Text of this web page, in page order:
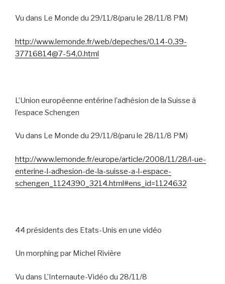
Vu dans Le Monde du 29/11/8(paru le 28/11/8 PM)
http://www.lemonde.fr/web/depeches/0,14-0,39-
37716814@7-54,0.html
L’Union européenne entérine l’adhésion de la Suisse à
l’espace Schengen
Vu dans Le Monde du 29/11/8(paru le 28/11/8 PM)
http://www.lemonde.fr/europe/article/2008/11/28/l-ue-
enterine-l-adhesion-de-la-suisse-a-l-espace-
schengen_1124390_3214.html#ens_id=1124632
44 présidents des Etats-Unis en une vidéo
Un morphing par Michel Rivière
Vu dans L’Internaute-Vidéo du 28/11/8